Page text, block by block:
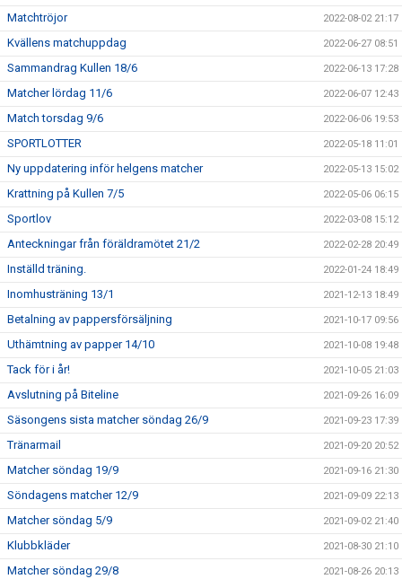
Matchtröjor 2022-08-02 21:17
Kvällens matchuppdag 2022-06-27 08:51
Sammandrag Kullen 18/6 2022-06-13 17:28
Matcher lördag 11/6 2022-06-07 12:43
Match torsdag 9/6 2022-06-06 19:53
SPORTLOTTER 2022-05-18 11:01
Ny uppdatering inför helgens matcher 2022-05-13 15:02
Krattning på Kullen 7/5 2022-05-06 06:15
Sportlov 2022-03-08 15:12
Anteckningar från föräldramötet 21/2 2022-02-28 20:49
Inställd träning. 2022-01-24 18:49
Inomhusträning 13/1 2021-12-13 18:49
Betalning av pappersförsäljning 2021-10-17 09:56
Uthämtning av papper 14/10 2021-10-08 19:48
Tack för i år! 2021-10-05 21:03
Avslutning på Biteline 2021-09-26 16:09
Säsongens sista matcher söndag 26/9 2021-09-23 17:39
Tränarmail 2021-09-20 20:52
Matcher söndag 19/9 2021-09-16 21:30
Söndagens matcher 12/9 2021-09-09 22:13
Matcher söndag 5/9 2021-09-02 21:40
Klubbkläder 2021-08-30 21:10
Matcher söndag 29/8 2021-08-26 20:13